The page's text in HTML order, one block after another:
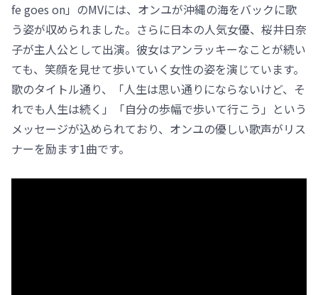
fe goes on」のMVには、オンユが沖縄の海をバックに歌
う姿が収められました。さらに日本の人気女優、桜井日奈
子が主人公として出演。彼女はアンラッキーなことが続い
ても、笑顔を見せて歩いていく女性の姿を演じています。
歌のタイトル通り、「人生は思い通りにならないけど、そ
れでも人生は続く」「自分の歩幅で歩いて行こう」という
メッセージが込められており、オンユの優しい歌声がリス
ナーを励ます1曲です。